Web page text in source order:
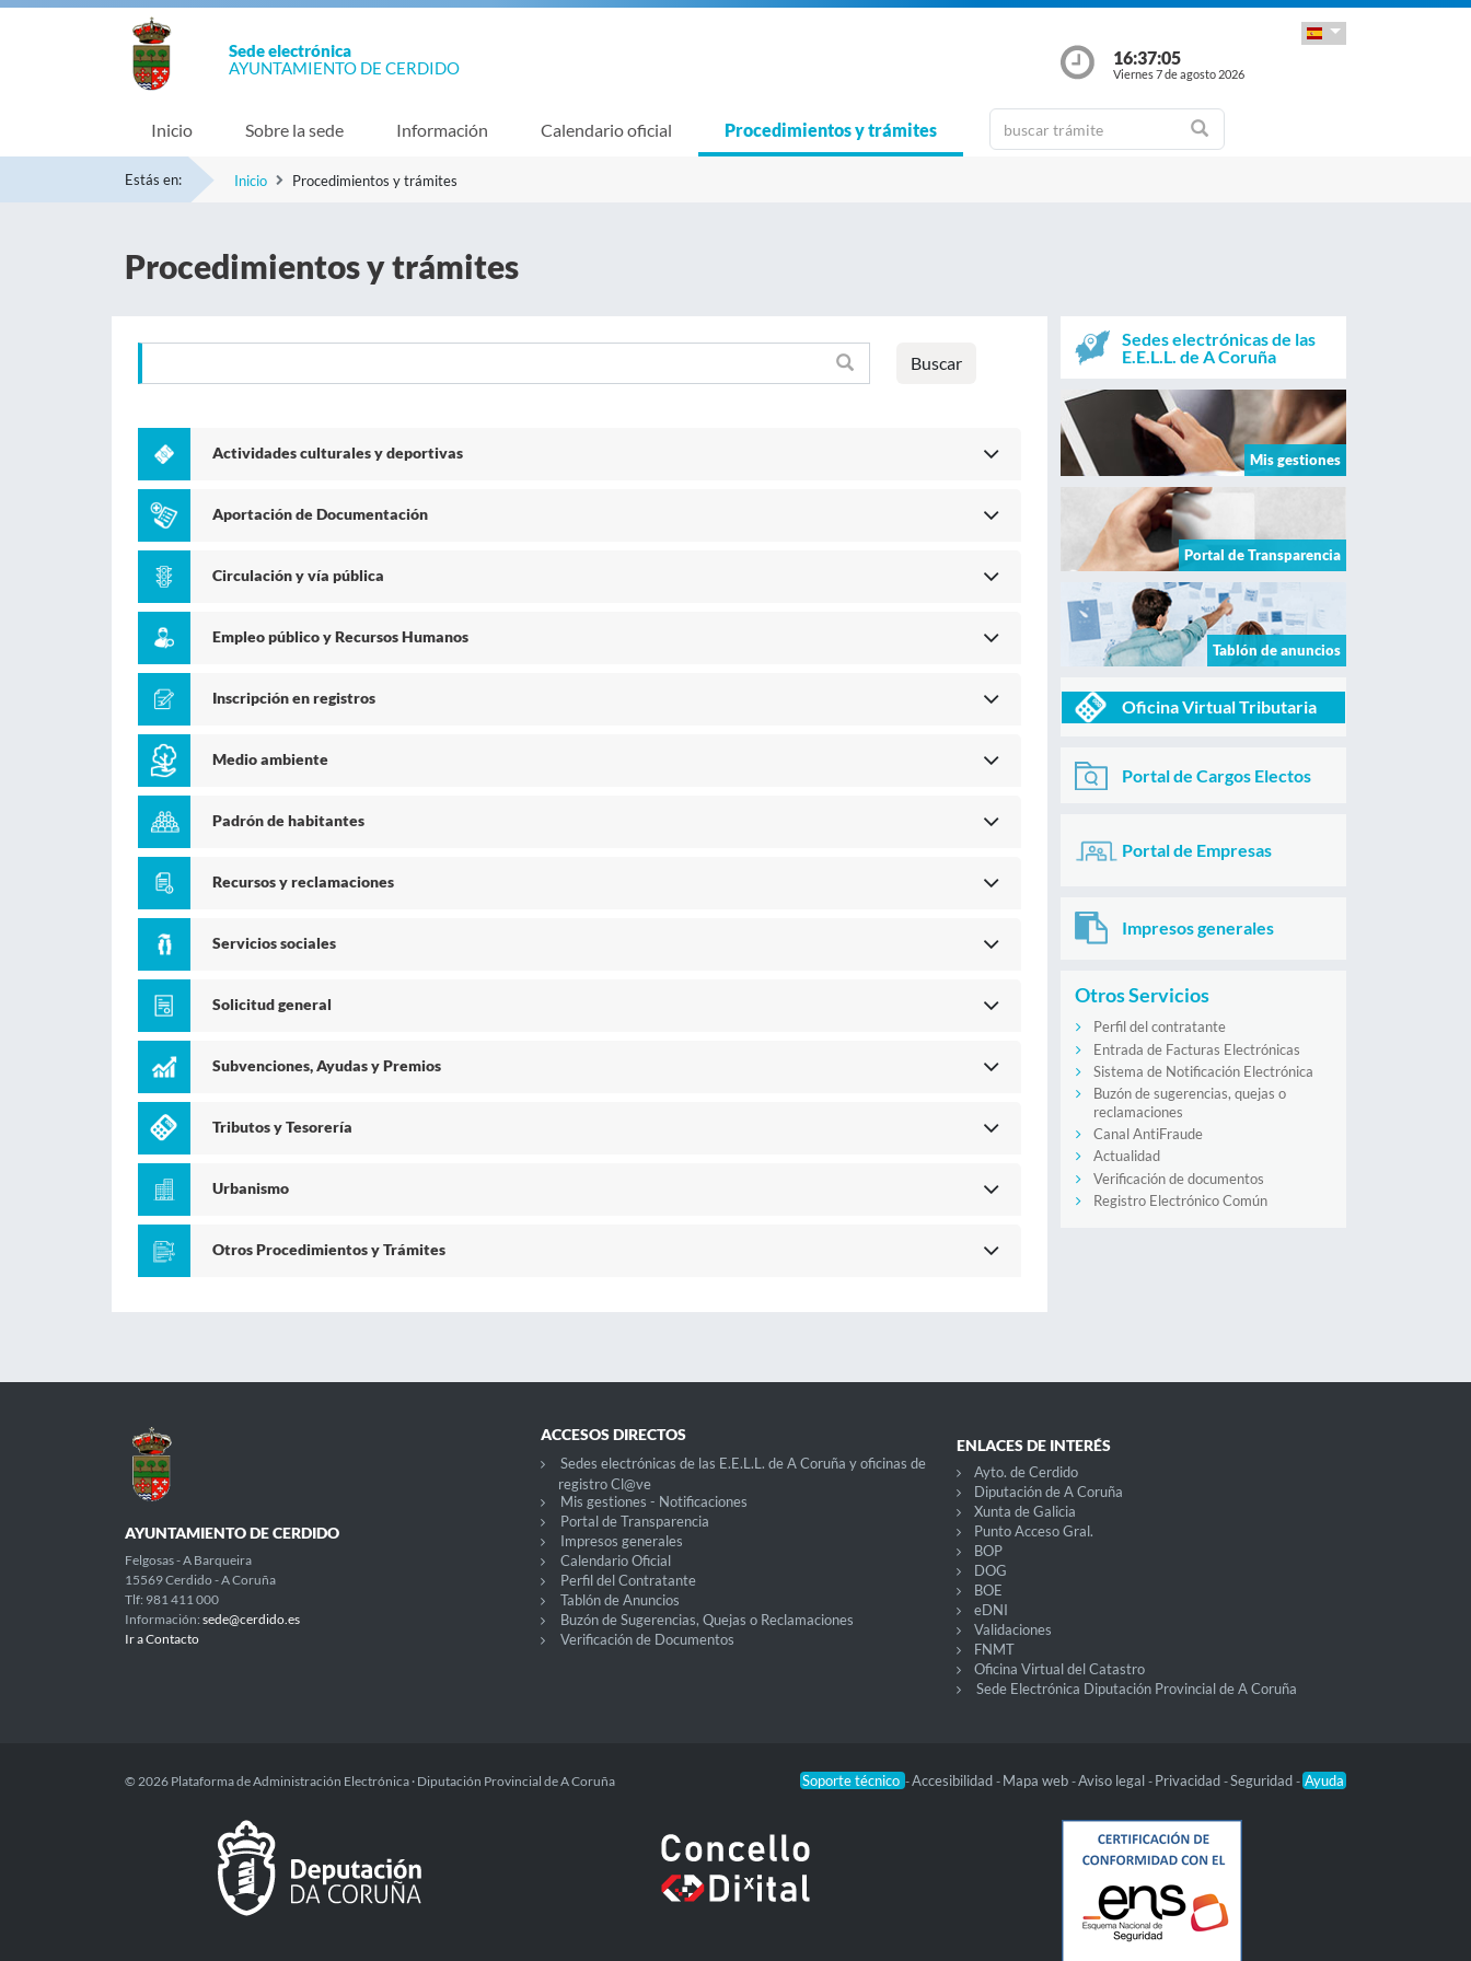
Sede electrónica
AYUNTAMIENTO DE CERDIDO
16:37:05
Viernes 7 de agosto 2026
Inicio Sobre la sede Información Calendario oficial Procedimientos y trámites
Estás en: Inicio Procedimientos y trámites
Procedimientos y trámites
Buscar
Actividades culturales y deportivas
Aportación de Documentación
Circulación y vía pública
Empleo público y Recursos Humanos
Inscripción en registros
Medio ambiente
Padrón de habitantes
Recursos y reclamaciones
Servicios sociales
Solicitud general
Subvenciones, Ayudas y Premios
Tributos y Tesorería
Urbanismo
Otros Procedimientos y Trámites
Sedes electrónicas de las
E.E.L.L. de A Coruña
Mis gestiones
Portal de Transparencia
Tablón de anuncios
Oficina Virtual Tributaria
Portal de Cargos Electos
Portal de Empresas
Impresos generales
Otros Servicios
Perfil del contratante
Entrada de Facturas Electrónicas
Sistema de Notificación Electrónica
Buzón de sugerencias, quejas o
reclamaciones
Canal AntiFraude
Actualidad
Verificación de documentos
Registro Electrónico Común
AYUNTAMIENTO DE CERDIDO
Felgosas - A Barqueira
15569 Cerdido - A Coruña
Tlf: 981 411 000
Información: sede@cerdido.es
Ir a Contacto
ACCESOS DIRECTOS
Sedes electrónicas de las E.E.L.L. de A Coruña y oficinas de
registro Cl@ve
Mis gestiones - Notificaciones
Portal de Transparencia
Impresos generales
Calendario Oficial
Perfil del Contratante
Tablón de Anuncios
Buzón de Sugerencias, Quejas o Reclamaciones
Verificación de Documentos
ENLACES DE INTERÉS
Ayto. de Cerdido
Diputación de A Coruña
Xunta de Galicia
Punto Acceso Gral.
BOP
DOG
BOE
eDNI
Validaciones
FNMT
Oficina Virtual del Catastro
Sede Electrónica Diputación Provincial de A Coruña
Soporte técnico -Accesibilidad - Mapa web -Aviso legal - Privacidad -Seguridad - Ayuda
© 2026 Plataforma de Administración Electrónica · Diputación Provincial de A Coruña